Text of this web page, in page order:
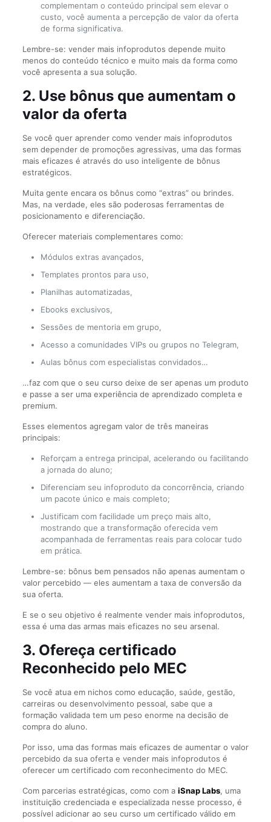
complementam o conteúdo principal sem elevar o
custo, você aumenta a percepção de valor da oferta
de forma significativa.
Lembre-se: vender mais infoprodutos depende muito
menos do conteúdo técnico e muito mais da forma como
você apresenta a sua solução.
2. Use bônus que aumentam o
valor da oferta
Se você quer aprender como vender mais infoprodutos
sem depender de promoções agressivas, uma das formas
mais eficazes é através do uso inteligente de bônus
estratégicos.
Muita gente encara os bônus como “extras” ou brindes.
Mas, na verdade, eles são poderosas ferramentas de
posicionamento e diferenciação.
Oferecer materiais complementares como:
Módulos extras avançados,
Templates prontos para uso,
Planilhas automatizadas,
Ebooks exclusivos,
Sessões de mentoria em grupo,
Acesso a comunidades VIPs ou grupos no Telegram,
Aulas bônus com especialistas convidados…
…faz com que o seu curso deixe de ser apenas um produto
e passe a ser uma experiência de aprendizado completa e
premium.
Esses elementos agregam valor de três maneiras
principais:
Reforçam a entrega principal, acelerando ou facilitando
a jornada do aluno;
Diferenciam seu infoproduto da concorrência, criando
um pacote único e mais completo;
Justificam com facilidade um preço mais alto,
mostrando que a transformação oferecida vem
acompanhada de ferramentas reais para colocar tudo
em prática.
Lembre-se: bônus bem pensados não apenas aumentam o
valor percebido — eles aumentam a taxa de conversão da
sua oferta.
E se o seu objetivo é realmente vender mais infoprodutos,
essa é uma das armas mais eficazes no seu arsenal.
3. Ofereça certificado
Reconhecido pelo MEC
Se você atua em nichos como educação, saúde, gestão,
carreiras ou desenvolvimento pessoal, sabe que a
formação validada tem um peso enorme na decisão de
compra do aluno.
Por isso, uma das formas mais eficazes de aumentar o valor
percebido da sua oferta e vender mais infoprodutos é
oferecer um certificado com reconhecimento do MEC.
Com parcerias estratégicas, como com a iSnap Labs, uma
instituição credenciada e especializada nesse processo, é
possível adicionar ao seu curso um certificado válido em